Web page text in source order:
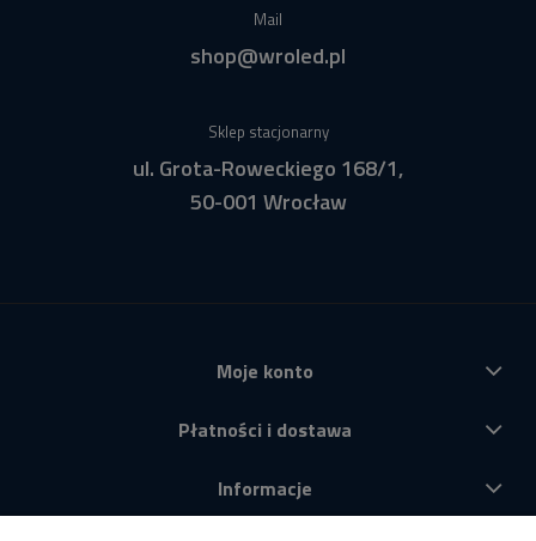
Mail
shop@wroled.pl
Sklep stacjonarny
ul. Grota-Roweckiego 168/1,
50-001 Wrocław
Moje konto
Płatności i dostawa
Informacje